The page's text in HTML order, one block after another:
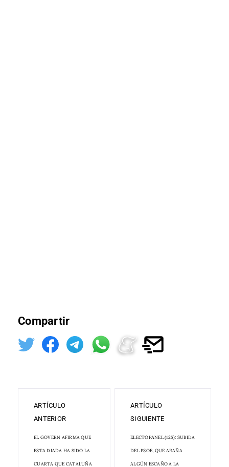
Compartir
ARTÍCULO
ANTERIOR
EL GOVERN AFIRMA QUE
ESTA DIADA HA SIDO LA
CUARTA QUE CATALUÑA
ARTÍCULO
SIGUIENTE
ELECTOPANEL (12S): SUBIDA
DEL PSOE, QUE ARAÑA
ALGÚN ESCAÑO A LA